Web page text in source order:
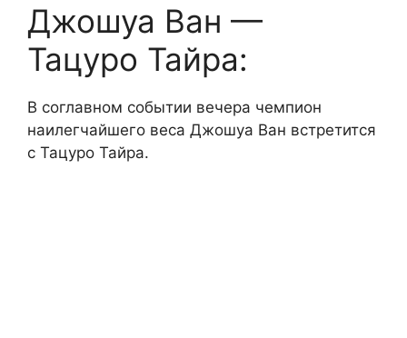
Джошуа Ван —
Тацуро Тайра:
В соглавном событии вечера чемпион
наилегчайшего веса Джошуа Ван встретится
с Тацуро Тайра.